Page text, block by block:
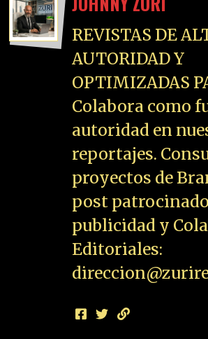
REVISTAS DE
AUTORIDAD Y
OPTIMIZADAS
Colabora como
autoridad en
reportajes.
proyectos de
post
publicidad y
Editoriales: